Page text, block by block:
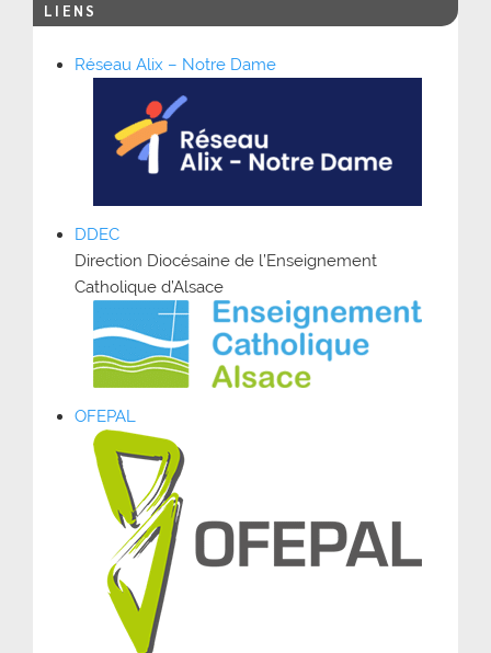
LIENS
Réseau Alix – Notre Dame
DDEC
Direction Diocésaine de l’Enseignement
Catholique d’Alsace
OFEPAL